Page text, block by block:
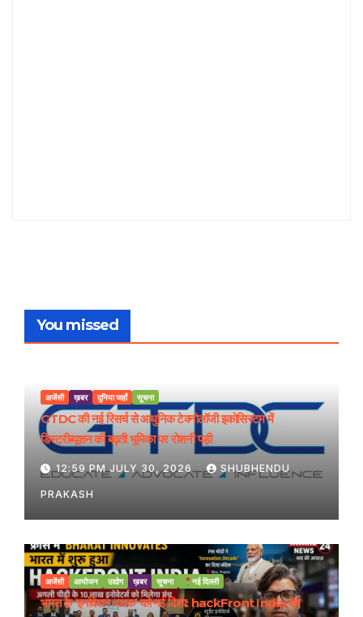
You missed
अजेंसी ख़बर दुनिया जहाँ सूचना
GTDC की नई रिसर्च से आधुनिक टेक्नोलॉजी इकोसिस्टम में
डिस्ट्रीब्यूशन की बढ़ती भूमिका पर रोशनी पड़ी
12:59 PM JULY 30, 2026 SHUBHENDU
PRAKASH
अजेंसी आयोजन उद्योग ख़बर सूचना नई दिल्ली
भारत के ‘इनोवेशन दशक’ को नई दिशा: hackFront India का